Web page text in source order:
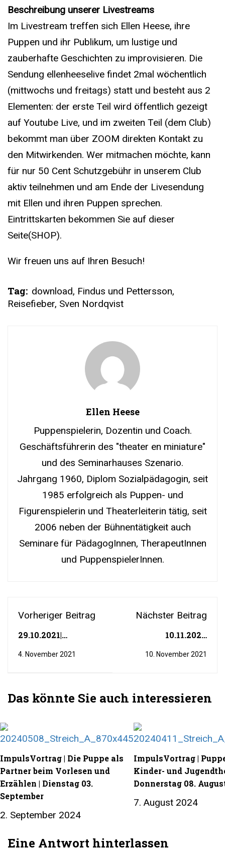
Beschreibung unserer Livestreams
Im Livestream treffen sich Ellen Heese, ihre
Puppen und ihr Publikum, um lustige und
zauberhafte Geschichten zu improvisieren. Die
Sendung ellenheeselive findet 2mal wöchentlich
(mittwochs und freitags) statt und besteht aus 2
Elementen: der erste Teil wird öffentlich gezeigt
auf Youtube Live, und im zweiten Teil (dem Club)
bekommt man über ZOOM direkten Kontakt zu
den Mitwirkenden. Wer mitmachen möchte, kann
für nur 50 Cent Schutzgebühr in unserem Club
aktiv teilnehmen und am Ende der Livesendung
mit Ellen und ihren Puppen sprechen.
Eintrittskarten bekommen Sie auf dieser
Seite(SHOP).
Wir freuen uns auf Ihren Besuch!
Tag: download, Findus und Pettersson,
Reisefieber, Sven Nordqvist
Ellen Heese
Puppenspielerin, Dozentin und Coach.
Geschäftsführerin des "theater en miniature"
und des Seminarhauses Szenario.
Jahrgang 1960, Diplom Sozialpädagogin, seit
1985 erfolgreich als Puppen- und
Figurenspielerin und Theaterleiterin tätig, seit
2006 neben der Bühnentätigkeit auch
Seminare für PädagogInnen, TherapeutInnen
und PuppenspielerInnen.
Vorheriger Beitrag
29.10.2021|
Hose für den Kater
4. November 2021
Nächster Beitrag
10.11.2021|
Pettersson und
10. November 2021
Das könnte Sie auch interessieren
ImpulsVortrag | Die Puppe als
Partner beim Vorlesen und
Erzählen | Dienstag 03.
September
2. September 2024
ImpulsVortrag |
Kinder- und
Donnerstag 08.
7. August 2024
Eine Antwort hinterlassen